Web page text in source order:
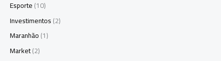
Esporte(10)
Investimentos(2)
Maranhão(1)
Market(2)